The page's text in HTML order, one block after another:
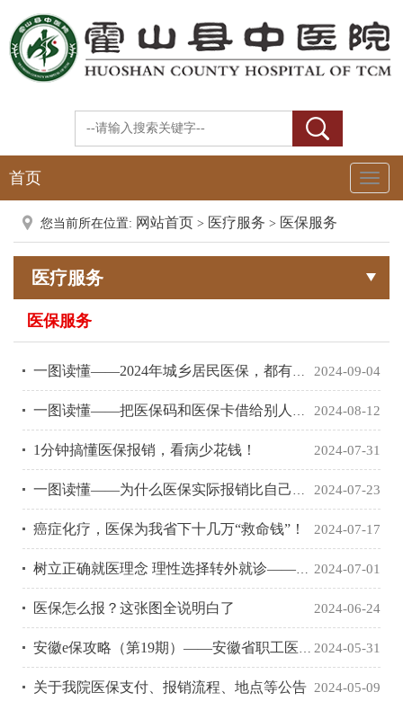
Toggle
首页
您当前所在位置: 网站首页 > 医疗服务 > 医保服务
医疗服务
医保服务
2024-09-04
一图读懂——2024年城乡居民医保，都有哪些变化？
2024-08-12
一图读懂——把医保码和医保卡借给别人，后果有多严重？
2024-07-31
1分钟搞懂医保报销，看病少花钱！
2024-07-23
一图读懂——为什么医保实际报销比自己认为的低？
2024-07-17
癌症化疗，医保为我省下十几万“救命钱”！
2024-07-01
树立正确就医理念 理性选择转外就诊——致六安市广大参保群众的一封信
2024-06-24
医保怎么报？这张图全说明白了
2024-05-31
安徽e保攻略（第19期）——安徽省职工医保个人账户省内跨统筹区家庭共济成员绑定操作指南
2024-05-09
关于我院医保支付、报销流程、地点等公告